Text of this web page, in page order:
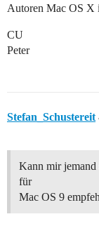
Autoren Mac OS
CU
Peter
Stefan_Schustereit
Kann mir jemand
für
Mac OS 9